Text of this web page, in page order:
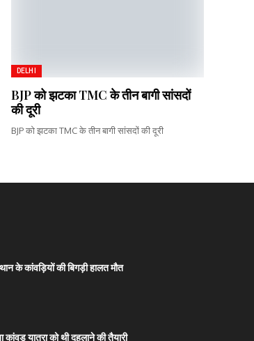
DELHI
BJP को झटका TMC के तीन बागी सांसदों
की दूरी
BJP को झटका TMC के तीन बागी सांसदों की दूरी
के कांवड़ियों की बिगड़ी हालत मौत
कांवड़ यात्रा को थी दहलाने की तैयारी